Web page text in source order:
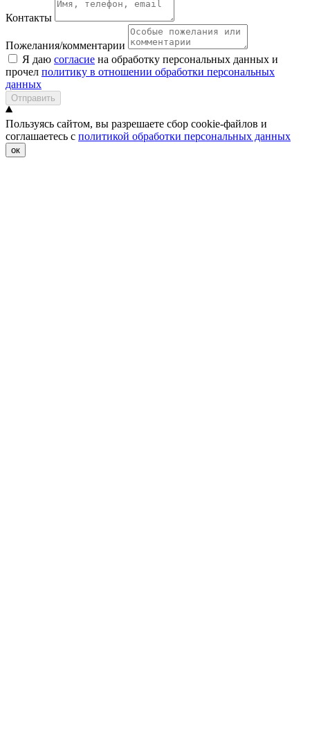
Контакты
Пожелания/комментарии
Я даю согласие на обработку персональных данных и
прочел политику в отношении обработки персональных
данных
Отправить
Пользуясь сайтом, вы разрешаете сбор cookie-файлов и
соглашаетесь с политикой обработки персональных данных
ок